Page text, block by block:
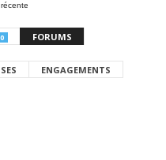
0 FORUMS
ENGAGEMENTS